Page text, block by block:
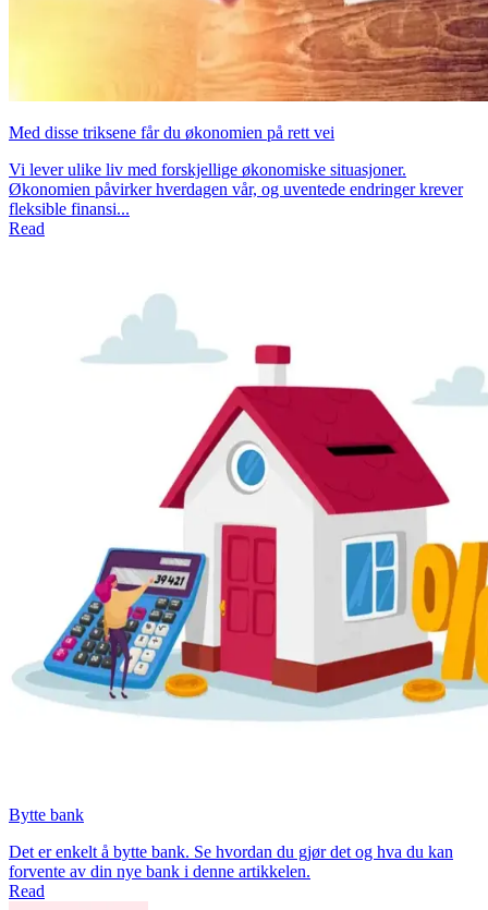
Med disse triksene får du økonomien på rett vei
Vi lever ulike liv med forskjellige økonomiske situasjoner.
Økonomien påvirker hverdagen vår, og uventede endringer krever
fleksible finansi...
Read
Bytte bank
Det er enkelt å bytte bank. Se hvordan du gjør det og hva du kan
forvente av din nye bank i denne artikkelen.
Read